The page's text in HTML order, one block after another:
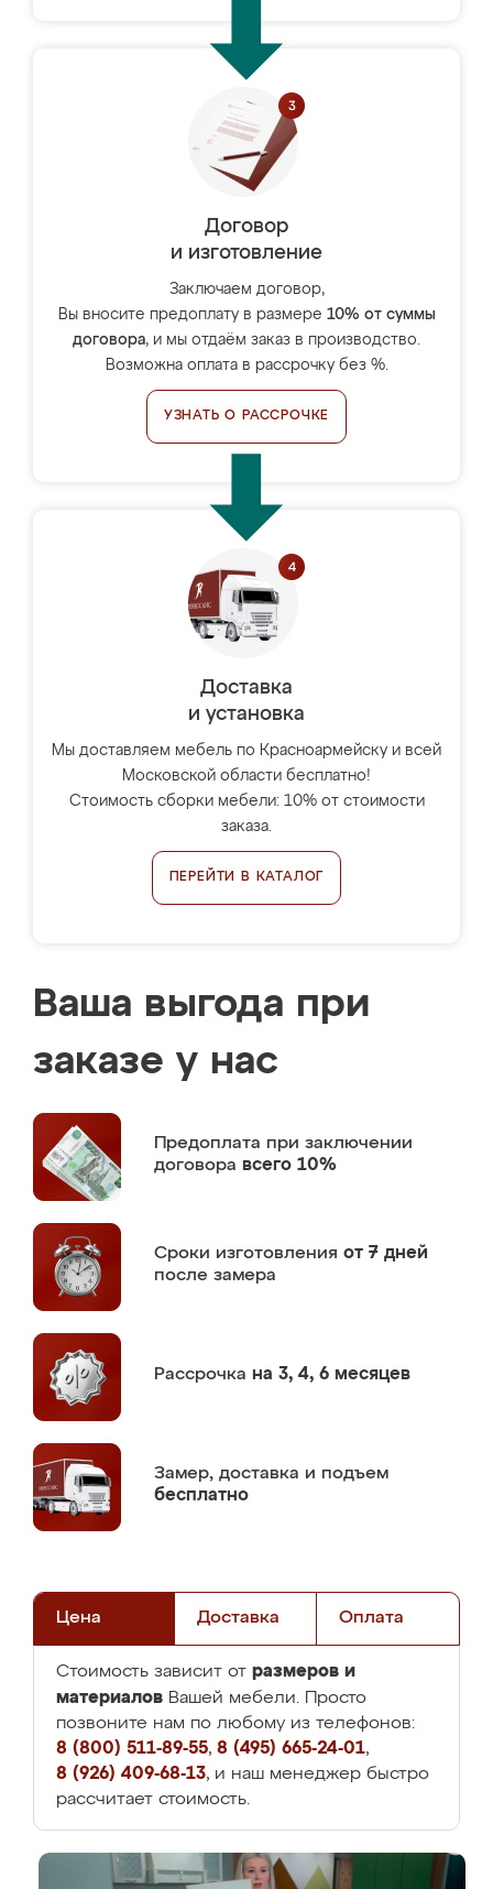
Договор
и изготовление
Заключаем договор,
Вы вносите предоплату в размере 10% от суммы
договора, и мы отдаём заказ в производство.
Возможна оплата в рассрочку без %.
УЗНАТЬ О РАССРОЧКЕ
Доставка
и установка
Мы доставляем мебель по Красноармейску и всей
Московской области бесплатно!
Стоимость сборки мебели: 10% от стоимости
заказа.
ПЕРЕЙТИ В КАТАЛОГ
Ваша выгода при
заказе у нас
Предоплата при заключении
договора всего 10%
Сроки изготовления от 7 дней
после замера
Рассрочка на 3, 4, 6 месяцев
Замер, доставка и подъем
бесплатно
Цена Доставка Оплата
Стоимость зависит от размеров и
материалов Вашей мебели. Просто
позвоните нам по любому из телефонов:
8 (800) 511-89-55, 8 (495) 665-24-01,
8 (926) 409-68-13, и наш менеджер быстро
рассчитает стоимость.